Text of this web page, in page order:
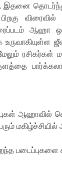
பிறகு
ஆஹா
ரசிகர்கள்
ஆஹாவில்
படைப்புகளை